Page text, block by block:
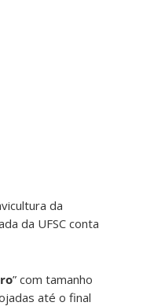
da
da UFSC conta
” com tamanho
até o final